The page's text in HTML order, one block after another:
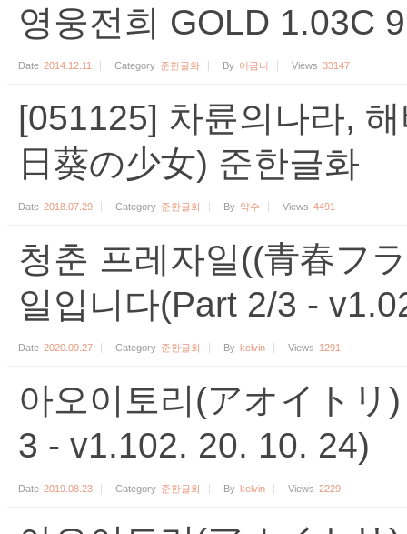
영웅전희 GOLD 1.03C
Date 2014.12.11 Category 준한글화 By 어금니 Views 33147
[051125] 차륜의나라,
日葵の少女) 준한글화
Date 2018.07.29 Category 준한글화 By 약수 Views 4491
청춘 프레자일((青春フ
일입니다(Part 2/3 -
Date 2020.09.27 Category 준한글화 By kelvin Views 1291
아오이토리(アオイトリ
3 - v1.102. 20. 10. 24)
Date 2019.08.23 Category 준한글화 By kelvin Views 2229